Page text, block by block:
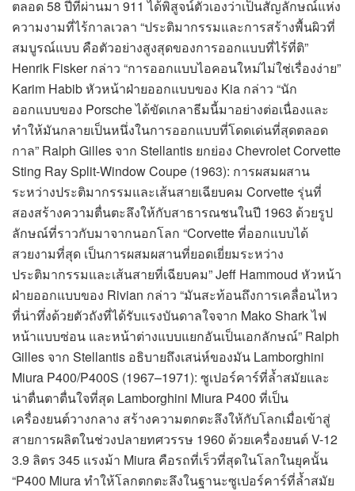
ตลอด 58 ปีที่ผ่านมา 911 ได้พิสูจน์ตัวเองว่าเป็นสัญลักษณ์แห่ง
ความงามที่ไร้กาลเวลา “ประติมากรรมและการสร้างพื้นผิวที่
สมบูรณ์แบบ คือตัวอย่างสูงสุดของการออกแบบที่ไร้ที่ติ”
Henrik Fisker กล่าว “การออกแบบไอคอนใหม่ไม่ใช่เรื่องง่าย”
Karim Habib หัวหน้าฝ่ายออกแบบของ Kia กล่าว “นัก
ออกแบบของ Porsche ได้ขัดเกลาธีมนี้มาอย่างต่อเนื่องและ
ทำให้มันกลายเป็นหนึ่งในการออกแบบที่โดดเด่นที่สุดตลอด
กาล” Ralph Gilles จาก Stellantis ยกย่อง Chevrolet Corvette
Sting Ray Split-Window Coupe (1963): การผสมผสาน
ระหว่างประติมากรรมและเส้นสายเฉียบคม Corvette รุ่นที่
สองสร้างความตื่นตะลึงให้กับสาธารณชนในปี 1963 ด้วยรูป
ลักษณ์ที่ราวกับมาจากนอกโลก “Corvette ที่ออกแบบได้
สวยงามที่สุด เป็นการผสมผสานที่ยอดเยี่ยมระหว่าง
ประติมากรรมและเส้นสายที่เฉียบคม” Jeff Hammoud หัวหน้า
ฝ่ายออกแบบของ Rivian กล่าว “มันสะท้อนถึงการเคลื่อนไหว
ที่น่าทึ่งด้วยตัวถังที่ได้รับแรงบันดาลใจจาก Mako Shark ไฟ
หน้าแบบซ่อน และหน้าต่างแบบแยกอันเป็นเอกลักษณ์” Ralph
Gilles จาก Stellantis อธิบายถึงเสน่ห์ของมัน Lamborghini
Miura P400/P400S (1967–1971): ซูเปอร์คาร์ที่ล้ำสมัยและ
น่าตื่นตาตื่นใจที่สุด Lamborghini Miura P400 ที่เป็น
เครื่องยนต์วางกลาง สร้างความตกตะลึงให้กับโลกเมื่อเข้าสู่
สายการผลิตในช่วงปลายทศวรรษ 1960 ด้วยเครื่องยนต์ V-12
3.9 ลิตร 345 แรงม้า Miura คือรถที่เร็วที่สุดในโลกในยุคนั้น
“P400 Miura ทำให้โลกตกตะลึงในฐานะซูเปอร์คาร์ที่ล้ำสมัย